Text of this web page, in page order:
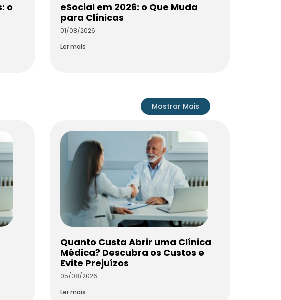
o
eSocial em 2026: o Que Muda
para Clínicas
01/08/2026
Ler mais
Mostrar Mais
Quanto Custa Abrir uma Clínica
Médica? Descubra os Custos e
Evite Prejuízos
05/08/2026
Ler mais